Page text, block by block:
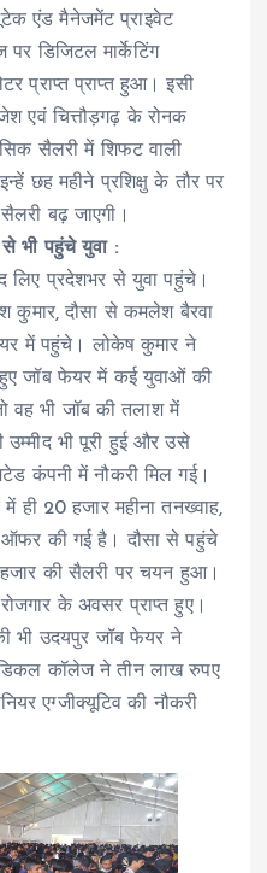
एंड मैनेजमेंट प्राइवेट
डिजिटल मार्केटिंग
प्राप्त प्राप्त हुआ। इसी
एवं चित्तौड़गढ़ के रोनक
सैलरी में शिफट वाली
छह महीने प्रशिक्षु के तौर पर
बढ़ जाएगी।
से भी पहुंचे युवा :
लिए प्रदेशभर से युवा पहुंचे।
कुमार, दौसा से कमलेश बैरवा
में पहुंचे। लोकेष कुमार ने
जॉब फेयर में कई युवाओं की
वह भी जॉब की तलाश में
भी पूरी हुई और उसे
कंपनी में नौकरी मिल गई।
20 हजार महीना तनख्वाह,
की गई है। दौसा से पहुंचे
हजार की सैलरी पर चयन हुआ।
के अवसर प्राप्त हुए।
भी उदयपुर जॉब फेयर ने
कॉलेज ने तीन लाख रुपए
एग्जीक्यूटिव की नौकरी